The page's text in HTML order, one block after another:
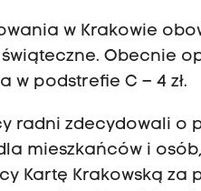
w Krakowie
Obecnie
w podstrefie C – 4 zł.
radni zdecydowali o
mieszkańców i
Kartę Krakowską za